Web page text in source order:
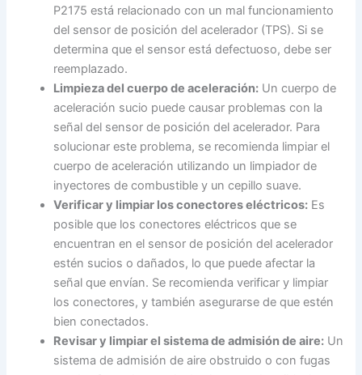
P2175 está relacionado con un mal funcionamiento
del sensor de posición del acelerador (TPS). Si se
determina que el sensor está defectuoso, debe ser
reemplazado.
Limpieza del cuerpo de aceleración: Un cuerpo de
aceleración sucio puede causar problemas con la
señal del sensor de posición del acelerador. Para
solucionar este problema, se recomienda limpiar el
cuerpo de aceleración utilizando un limpiador de
inyectores de combustible y un cepillo suave.
Verificar y limpiar los conectores eléctricos: Es
posible que los conectores eléctricos que se
encuentran en el sensor de posición del acelerador
estén sucios o dañados, lo que puede afectar la
señal que envían. Se recomienda verificar y limpiar
los conectores, y también asegurarse de que estén
bien conectados.
Revisar y limpiar el sistema de admisión de aire: Un
sistema de admisión de aire obstruido o con fugas